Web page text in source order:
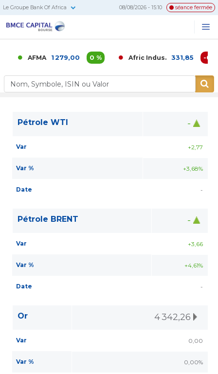
Le Groupe Bank Of Africa 08/08/2026 - 15:10 séance fermée
AFMA 1 279,00 0 % Afric Indus. 331,85 -0,02
Pétrole WTI -
Var +2,77
Var % +3,68%
Date -
Pétrole BRENT -
Var +3,66
Var % +4,61%
Date -
Or 4 342,26
Var 0,00
Var % 0,00%